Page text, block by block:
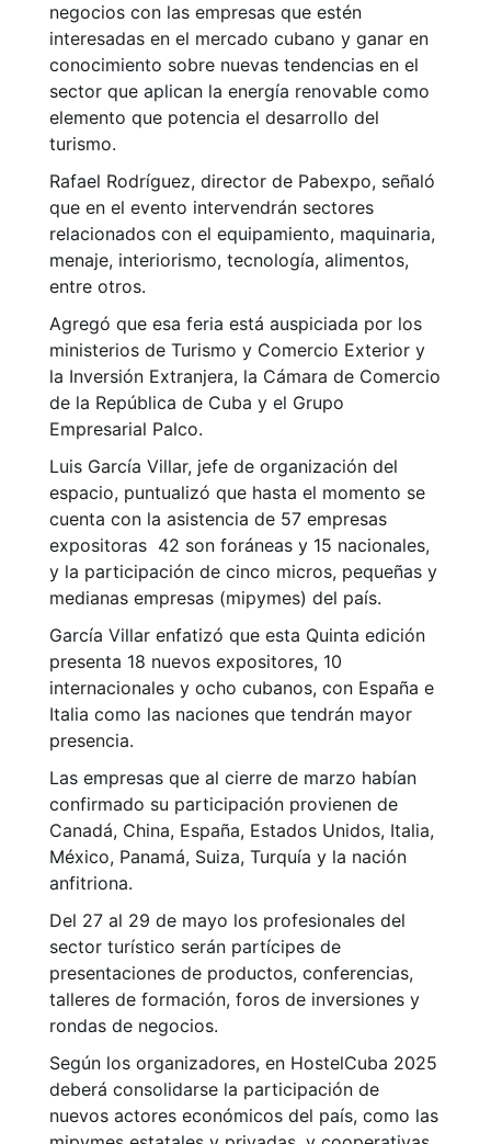
negocios con las empresas que estén
interesadas en el mercado cubano y ganar en
conocimiento sobre nuevas tendencias en el
sector que aplican la energía renovable como
elemento que potencia el desarrollo del
turismo.
Rafael Rodríguez, director de Pabexpo, señaló
que en el evento intervendrán sectores
relacionados con el equipamiento, maquinaria,
menaje, interiorismo, tecnología, alimentos,
entre otros.
Agregó que esa feria está auspiciada por los
ministerios de Turismo y Comercio Exterior y
la Inversión Extranjera, la Cámara de Comercio
de la República de Cuba y el Grupo
Empresarial Palco.
Luis García Villar, jefe de organización del
espacio, puntualizó que hasta el momento se
cuenta con la asistencia de 57 empresas
expositoras 42 son foráneas y 15 nacionales,
y la participación de cinco micros, pequeñas y
medianas empresas (mipymes) del país.
García Villar enfatizó que esta Quinta edición
presenta 18 nuevos expositores, 10
internacionales y ocho cubanos, con España e
Italia como las naciones que tendrán mayor
presencia.
Las empresas que al cierre de marzo habían
confirmado su participación provienen de
Canadá, China, España, Estados Unidos, Italia,
México, Panamá, Suiza, Turquía y la nación
anfitriona.
Del 27 al 29 de mayo los profesionales del
sector turístico serán partícipes de
presentaciones de productos, conferencias,
talleres de formación, foros de inversiones y
rondas de negocios.
Según los organizadores, en HostelCuba 2025
deberá consolidarse la participación de
nuevos actores económicos del país, como las